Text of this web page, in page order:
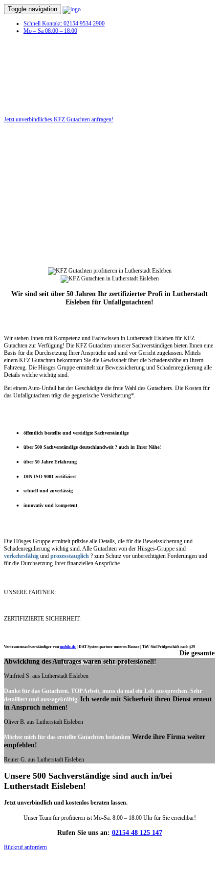
Toggle navigation
Schnell Kontakt: 02154 9534 2900
Mo – Sa 08:00 – 18:00
Jetzt unverbindliches KFZ Gutachten anfragen!
Wir sind seit über 50 Jahren Ihr zertifizierter Profi in Lutherstadt
Eisleben für Unfallgutachten!
Wir stehen Ihnen mit Kompetenz und Fachwissen in Lutherstadt Eisleben für KFZ
Gutachten zur Verfügung! Die KFZ Gutachten unserer Sachverständigen bieten Ihnen eine
Basis für die Durchsetzung Ihrer Ansprüche und sind vor Gericht zugelassen. Mittels
einem KFZ Gutachten bekommen Sie die Gewissheit über die Schadenshöhe an Ihrem
Fahrzeug. Die Hüsges Gruppe ermittelt zur Beweissicherung und Schadenregulierung alle
Details welche wichtig sind.
Bei einem Auto-Unfall hat der Geschädigte die freie Wahl des Gutachters. Die Kosten für
das Unfallgutachten trägt die gegnerische Versicherung*.
öffentlich bestellte und vereidigte Sachverständige
über 500 Sachverständige deutschlandweit ? auch in Ihrer Nähe!
über 50 Jahre Erfahrung
DIN ISO 9001 zertifiziert
schnell und zuverlässig
innovativ und kompetent
Die Hüsges Gruppe ermittelt präzise alle Details, die für die Beweissicherung und
Schadenregulierung wichtig sind. Alle Gutachten von der Hüsges-Gruppe sind
verkehrsfähig und prozesstauglich ? zum Schutz vor unberechtigten Forderungen und
für die Durchsetzung Ihrer finanziellen Ansprüche.
UNSERE PARTNER:
ZERTIFIZIERTE SICHERHEIT:
Vertrauenssachverständiger vonmobile.de DAT Systempartner unseres Hauses | TüV Süd Prüfgeschäft nach §29
UNSERE KUNDENSTIMMEN:
Die gesamte
Abwicklung des Auftrages waren sehr professionell!
Winfried S. aus Lutherstadt Eisleben
Danke für das Gutachten. TOP Arbeit, muss da mal ein Lob aussprechen. Sehr
detailliert und aussagekräftig. Ich werde mit Sicherheit ihren Dienst erneut
in Anspruch nehmen!
Oliver B. aus Lutherstadt Eisleben
Möchte mich für das erstellte Gutachten bedanken Werde ihre Firma weiter
empfehlen!
Reiner G. aus Lutherstadt Eisleben
Unsere 500 Sachverständige sind auch in/bei
Lutherstadt Eisleben!
Jetzt unverbindlich und kostenlos beraten lassen.
Unser Team für profitieren ist Mo-Sa. 8:00 – 18:00 Uhr für Sie erreichbar!
Rufen Sie uns an: 02154 48 125 147
Rückruf anfordern